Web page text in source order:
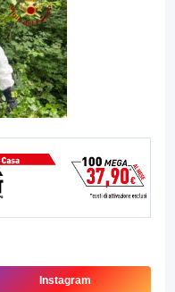
Instagram